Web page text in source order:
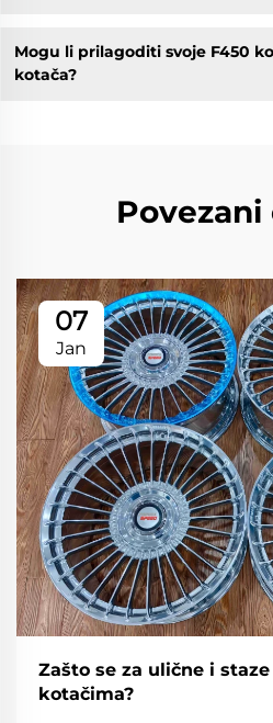
Mogu li prilagoditi svoje F450
kotača?
Povezani
07
Jan
Zašto se za ulične i
kotačima?